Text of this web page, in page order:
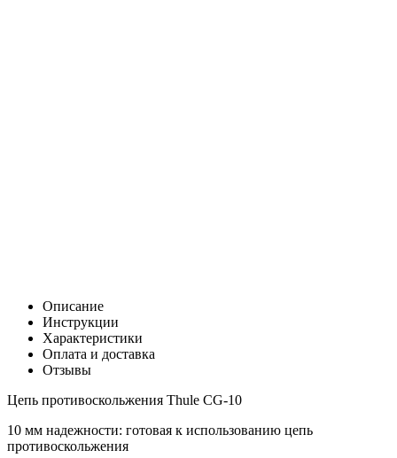
Описание
Инструкции
Характеристики
Оплата и доставка
Отзывы
Цепь противоскольжения Thule CG-10
10 мм надежности: готовая к использованию цепь
противоскольжения